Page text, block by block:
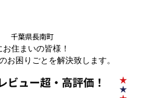
お住まいの皆様！
千葉県長南町
お困りごとを解決致します。